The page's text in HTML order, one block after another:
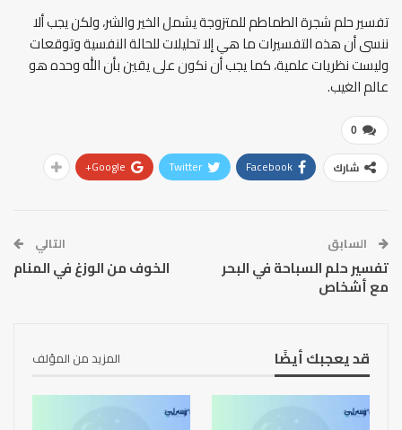
تفسير حلم شجرة الطماطم للمتزوجة يشمل الخير والشر، ولكن يجب ألا
ننسى أن هذه التفسيرات ما هي إلا تحليلات للحالة النفسية وتوقعات
وليست نظريات علمية، كما يجب أن نكون على يقين بأن الله وحده هو
عالم الغيب.
0
شارك Facebook
Twitter
Google+
السابق
تفسير حلم السباحة في البحر
مع أشخاص
التالي
الخوف من الوزغ في المنام
قد يعجبك أيضًا المزيد من المؤلف